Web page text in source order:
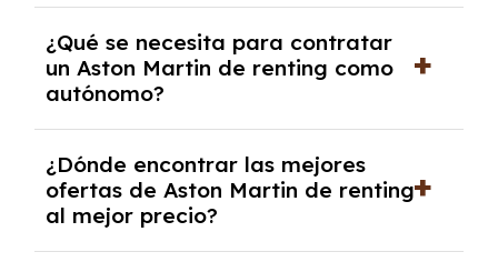
documentación financiera y, en algunos
casos, un informe de solvencia de la empresa
y un pago inicial.
¿Qué se necesita para contratar
un Aston Martin de renting como
autónomo?
autónomos, justificante de ingresos y, en
algunos casos, un informe fiscal y un pago
inicial.
¿Dónde encontrar las mejores
ofertas de Aston Martin de renting
al mejor precio?